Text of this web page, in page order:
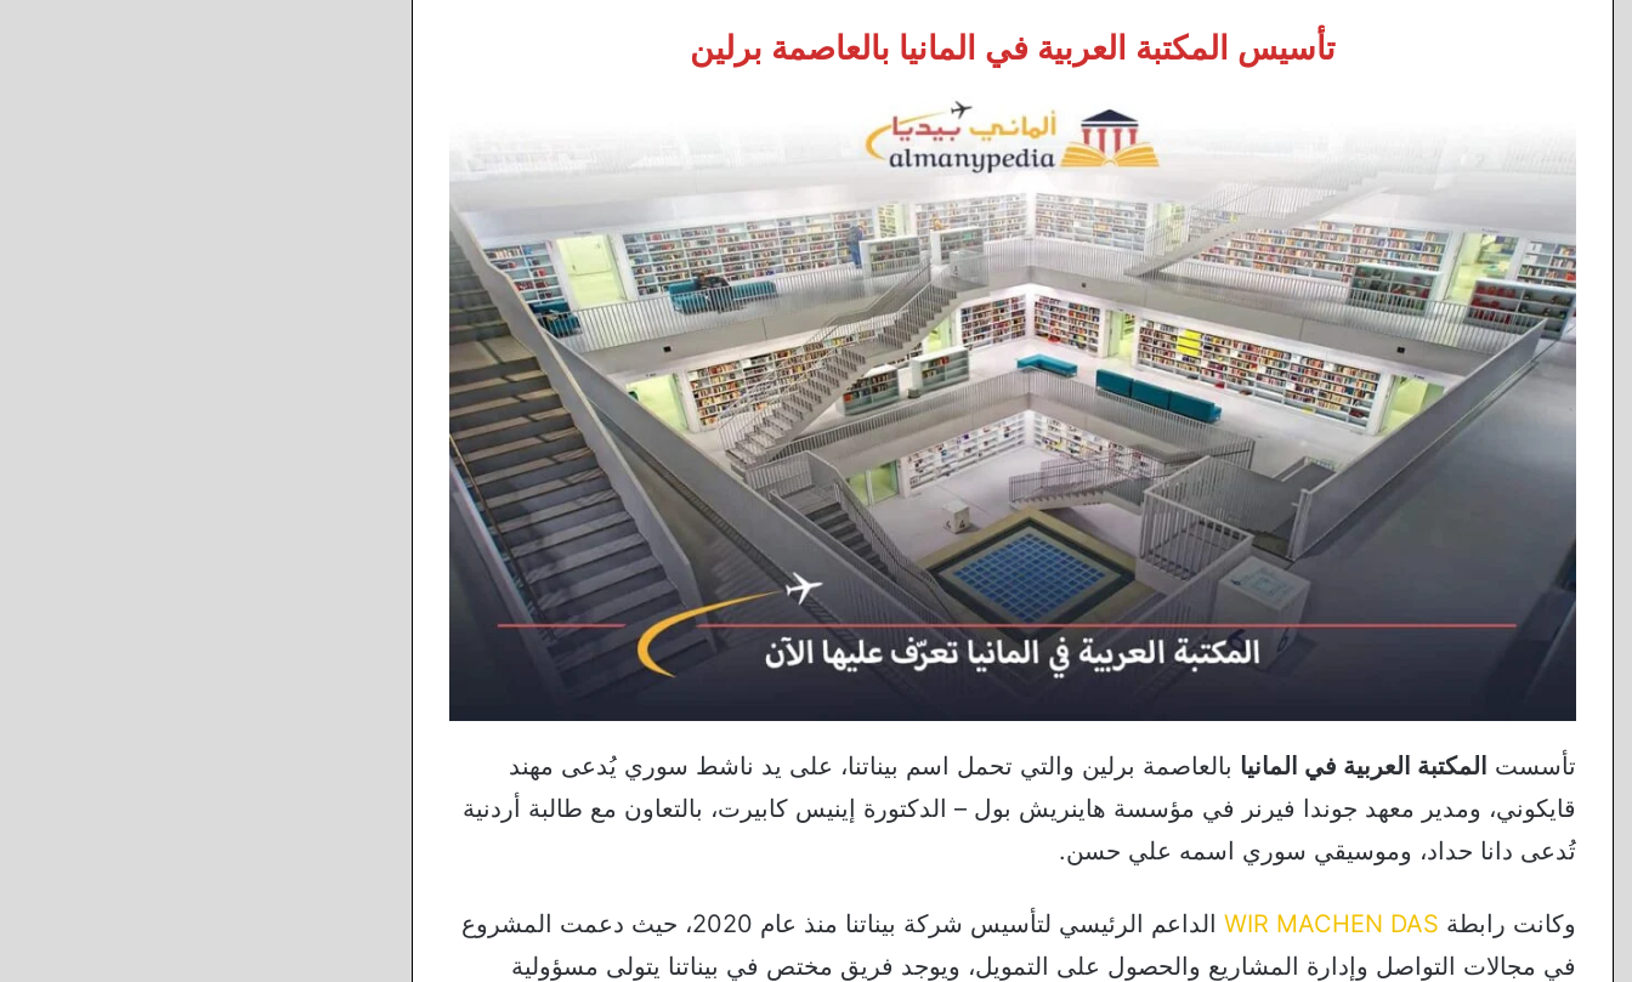
تأسيس المكتبة العربية في المانيا بالعاصمة برلين
تأسست المكتبة العربية في المانيا بالعاصمة برلين والتي تحمل اسم بيناتنا، على يد ناشط سوري يُدعى مهند
قايكوني، ومدير معهد جوندا فيرنر في مؤسسة هاينريش بول – الدكتورة إينيس كابيرت، بالتعاون مع طالبة أردنية
تُدعى دانا حداد، وموسيقي سوري اسمه علي حسن.
وكانت رابطة WIR MACHEN DAS
الداعم الرئيسي لتأسيس شركة بيناتنا منذ عام 2020، حيث دعمت المشروع
في مجالات التواصل وإدارة المشاريع والحصول على التمويل، ويوجد فريق مختص في بيناتنا يتولى مسؤولية